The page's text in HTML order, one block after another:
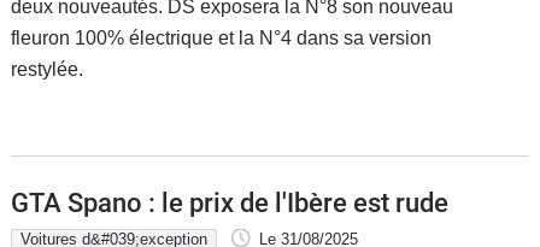
deux nouveautés. DS exposera la N°8 son nouveau
fleuron 100% électrique et la N°4 dans sa version
restylée.
GTA Spano : le prix de l'Ibère est rude
Voitures d&#039;exception Le 31/08/2025